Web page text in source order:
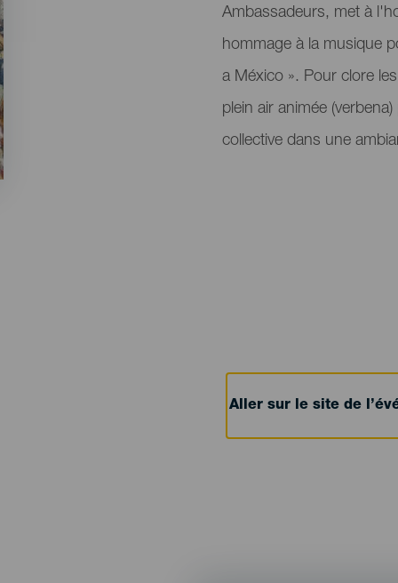
Ambassadeurs, met à
hommage à la musique
a México ». Pour clore
plein air animée
collective dans une
Aller sur le site de